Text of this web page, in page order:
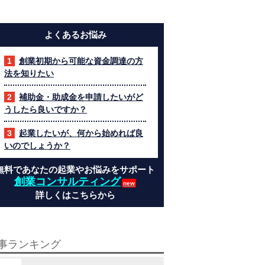
よくあるお悩み
創業初期から可能な資金調達の方
法を知りたい
補助金・助成金を申請したいがど
うしたら良いですか？
起業したいが、何から始めれば良
いのでしょうか？
料であなたの起業やお悩みをサポート
創業コンサルティング
詳しくはこちらから
ランキング